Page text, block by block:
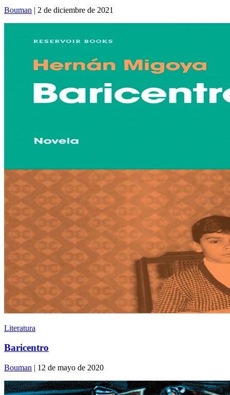
Bouman | 2 de diciembre de 2021
Literatura
Baricentro
Bouman | 12 de mayo de 2020